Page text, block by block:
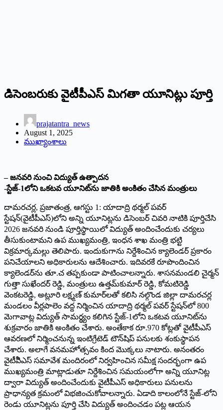
డిసెంబరుకు వైటీపీఎస్‌ మిగతా యూనిట్లు పూర్తి
prajatantra_news
August 1, 2025
ముఖ్యాంశాలు
– జనవరి నుంచి విద్యుత్‌ ఉత్పాదన
-స్టేజ్‌-1లోని ఒకటవ యూనిట్‌ను జాతికి అంకితం చేసిన మంత్రులు
దామరచర్ల, ప్రజాతంత్ర, ఆగస్టు 1: యాదాద్రి థర్మల్‌ పవర్‌
స్టేషన్‌(వైటీపీఎస్‌)లోని అన్ని యూనిట్లను డిసెంబర్‌ చివరి నాటికి పూర్తిచేసి
2026 జనవరి నుండి పూర్తిస్థాయిలో విద్యుత్‌ అందించేందుకు చర్యలు
తీసుకుంటామని ఉప ముఖ్యమంత్రి, ఇంధన శాఖ మంత్రి భట్టి
విక్రమార్కమల్లు తెలిపారు. ఇందుకుగాను నిర్దేశించిన క్యాలెండర్‌ ప్రకారం
పనిచేయాలని అధికారులను ఆదేశించారు. ఇదివరకే రూపొందించిన
క్యాలెండర్‌ను తూ.చ తప్పకుండా పాటించాలన్నారు. శాసనమండలి చైర్మన్‌
గుత్తా సుఖేందర్‌ రెడ్డి, మంత్రులు ఉత్తమ్‌కుమార్‌ రెడ్డి, కోమటిరెడ్డి
వెంకటరెడ్డి, అట్లూరి లక్ష్మణ్‌ కుమార్‌లతో కలిసి నల్గొండ జిల్లా దామరచర్ల
మండలం వీర్లపాలెం వద్ద నిర్మించిన యాదాద్రి థర్మల్‌ పవర్‌ స్టేషన్‌లో 800
మెగావాట్ల విద్యుత్‌ సామర్థ్యం కలిగిన స్టేజ్‌-1లోని ఒకటవ యూనిట్‌ను
శుక్రవారం జాతికి అంకితం చేశారు. అంతేకాక రూ.970 కోట్లతో వైటీపీఎస్‌
ఆవరణలో నిర్మించనున్న ఇంటిగ్రేటెడ్‌ టౌన్‌షిప్‌ పనులకు శంకుస్థాపన
చేశారు. అలాగే వనమహోత్సవం కింద మొక్కలు నాటారు. అనంతరం
వైటీపీిఎస్‌ సమావేశ మందిరంలో నిర్వహించిన సమీక్ష సందర్భంగా ఉప
ముఖ్యమంత్రి మాట్లాడుతూ నిర్దేశించిన సమయంలోగా అన్ని యూనిట్ల
ద్వారా విద్యుత్‌ అందించేందుకు వైటీపీఎస్‌ అధికారులు పనులను
ప్రాధాన్యత క్రమంలో విభజించుకోవాలన్నారు. ఏడాది కాలంలోనే స్టేజ్‌-లోని
రెండు యూనిట్లను పూర్తి చేసి విద్యుత్‌ అందించడం పట్ల ఆయన